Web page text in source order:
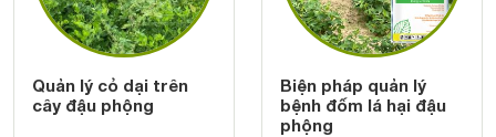
Quản lý cỏ dại trên
cây đậu phộng
Biện pháp quản lý
bệnh đốm lá hại đậu
phộng